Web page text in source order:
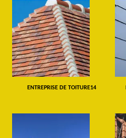
ENTREPRISE DE TOITURE14